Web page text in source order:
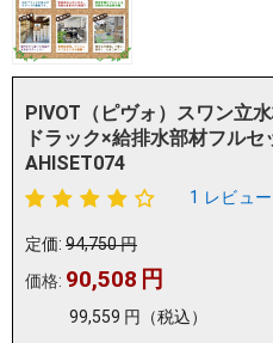
PIVOT（ピヴォ）スワン立
ドラック×給排水部材フルセ
AHISET074
1 レビュー
定価: 94,750円
価格: 90,508 円
99,559 円 （税込）